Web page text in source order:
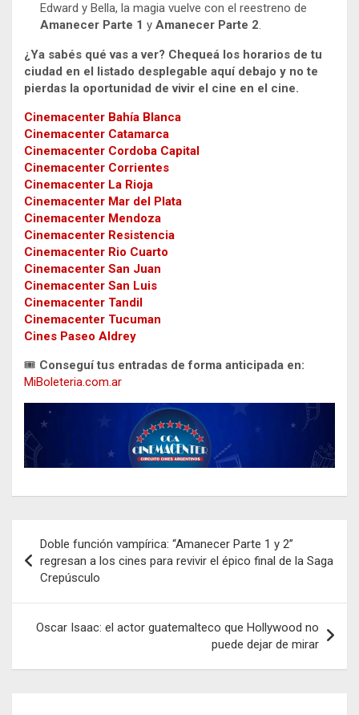
Edward y Bella, la magia vuelve con el reestreno de
Amanecer Parte 1 y Amanecer Parte 2.
¿Ya sabés qué vas a ver? Chequeá los horarios de tu
ciudad en el listado desplegable aquí debajo y no te
pierdas la oportunidad de vivir el cine en el cine.
Cinemacenter Bahía Blanca
Cinemacenter Catamarca
Cinemacenter Cordoba Capital
Cinemacenter Corrientes
Cinemacenter La Rioja
Cinemacenter Mar del Plata
Cinemacenter Mendoza
Cinemacenter Resistencia
Cinemacenter Rio Cuarto
Cinemacenter San Juan
Cinemacenter San Luis
Cinemacenter Tandil
Cinemacenter Tucuman
Cines Paseo Aldrey
🎟️ Conseguí tus entradas de forma anticipada en:
MiBoleteria.com.ar
de
entradas
Doble función vampírica: “Amanecer Parte 1 y 2”
regresan a los cines para revivir el épico final de la Saga
Crepúsculo
Oscar Isaac: el actor guatemalteco que Hollywood no
puede dejar de mirar